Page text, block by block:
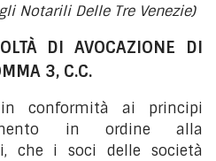
Notarili Delle Tre Venezie)
DI AVOCAZIONE DI
3, C.C.
conformità ai principi
in ordine alla
che i soci delle società